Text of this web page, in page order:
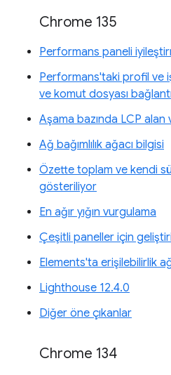
Chrome 135
Performans paneli
Performans'taki profil ve
ve komut dosyası
Aşama bazında LCP
Ağ bağımlılık ağacı bilgisi
Özette toplam ve kendi
gösteriliyor
En ağır yığın vurgulama
Çeşitli paneller için
Elements'ta erişilebilirlik
Lighthouse 12.4.0
Diğer öne çıkanlar
Chrome 134